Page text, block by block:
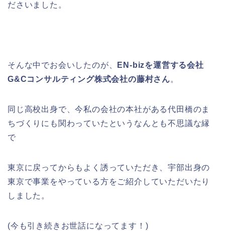
ださいました。
そんな中でお会いしたのが、
EN-bizを運営する会社
G&Cコンサルティング株式会社の藤村さん。
同じ高校出身で、今私の会社の本社がある代田橋のま
ちづくりにも関わっていたというなんとも不思議な縁
で
東京に戻ってからもよく誘っていただき、宇部出身の
東京で事業をやっている方をご紹介していただいたり
しました。
(今も引き続きお世話になってます！)